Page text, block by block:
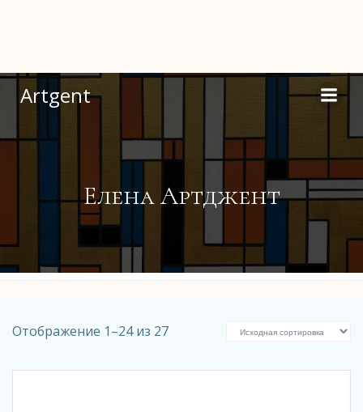
содержимому
Artgent
Елена Артджент
Отображение 1–24 из 27